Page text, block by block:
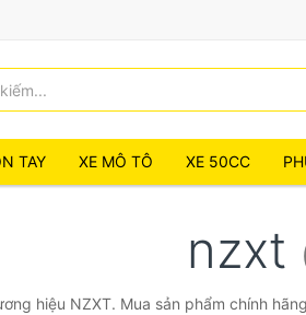
TAY XE MÔ TÔ XE 50CC
nzxt
hiệu NZXT. Mua sản phẩm chính